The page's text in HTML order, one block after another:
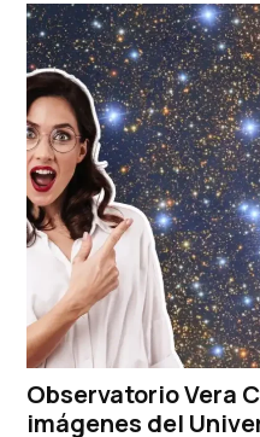
Observatorio Vera
imágenes del